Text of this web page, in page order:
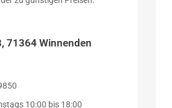
71364 Winnenden
10:00 bis 18:00